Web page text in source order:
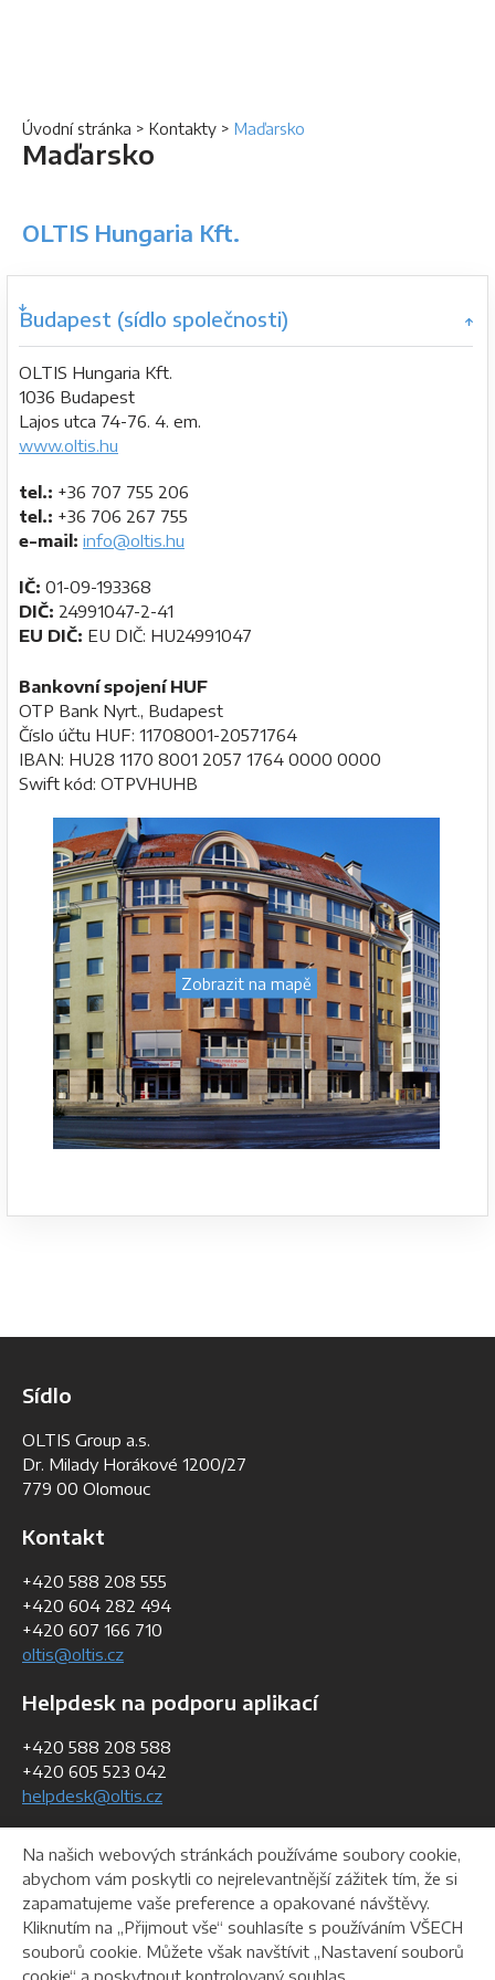
Úvodní stránka > Kontakty > Maďarsko
Maďarsko
OLTIS Hungaria Kft.
Budapest (sídlo společnosti)
OLTIS Hungaria Kft.
1036 Budapest
Lajos utca 74-76. 4. em.
www.oltis.hu
tel.: +36 707 755 206
tel.: +36 706 267 755
e-mail: info@oltis.hu
IČ: 01-09-193368
DIČ: 24991047-2-41
EU DIČ: EU DIČ: HU24991047
Bankovní spojení HUF
OTP Bank Nyrt., Budapest
Číslo účtu HUF: 11708001-20571764
IBAN: HU28 1170 8001 2057 1764 0000 0000
Swift kód: OTPVHUHB
Zobrazit na mapě
Sídlo
OLTIS Group a.s.
Dr. Milady Horákové 1200/27
779 00 Olomouc
Kontakt
+420 588 208 555
+420 604 282 494
+420 607 166 710
oltis@oltis.cz
Helpdesk na podporu aplikací
+420 588 208 588
+420 605 523 042
helpdesk@oltis.cz
Fakturační údaje
IČO:268 47 281
DIČ:CZ26847281
Na našich webových stránkách používáme soubory cookie,
abychom vám poskytli co nejrelevantnější zážitek tím, že si
zapamatujeme vaše preference a opakované návštěvy.
Kliknutím na „Přijmout vše“ souhlasíte s používáním VŠECH
souborů cookie. Můžete však navštívit „Nastavení souborů
cookie“ a poskytnout kontrolovaný souhlas.